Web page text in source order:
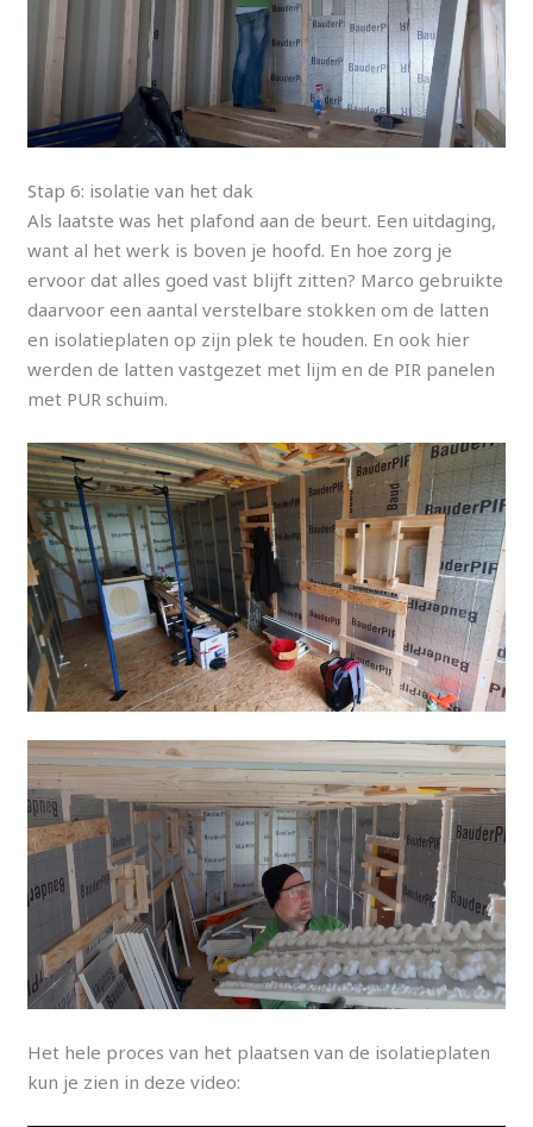
Stap 6: isolatie van het dak
Als laatste was het plafond aan de beurt. Een uitdaging,
want al het werk is boven je hoofd. En hoe zorg je
ervoor dat alles goed vast blijft zitten? Marco gebruikte
daarvoor een aantal verstelbare stokken om de latten
en isolatieplaten op zijn plek te houden. En ook hier
werden de latten vastgezet met lijm en de PIR panelen
met PUR schuim.
Het hele proces van het plaatsen van de isolatieplaten
kun je zien in deze video: